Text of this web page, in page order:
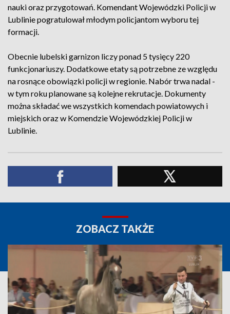
nauki oraz przygotowań. Komendant Wojewódzki Policji w
Lublinie pogratulował młodym policjantom wyboru tej
formacji.
Obecnie lubelski garnizon liczy ponad 5 tysięcy 220
funkcjonariuszy. Dodatkowe etaty są potrzebne ze względu
na rosnące obowiązki policji w regionie. Nabór trwa nadal -
w tym roku planowane są kolejne rekrutacje. Dokumenty
można składać we wszystkich komendach powiatowych i
miejskich oraz w Komendzie Wojewódzkiej Policji w
Lublinie.
ZOBACZ TAKŻE